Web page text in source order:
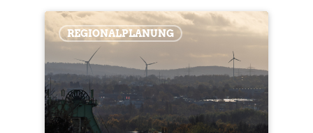
REGIO­NAL­PLA­NUNG